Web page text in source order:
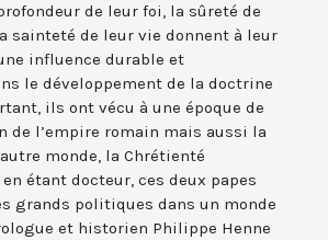
de leur foi, la sûreté de
sainteté de leur vie donnent à leur
influence durable et
le développement de la doctrine
ils ont vécu à une époque de
de l’empire romain mais aussi la
monde, la Chrétienté
étant docteur, ces deux papes
grands politiques dans un monde
et historien Philippe Henne